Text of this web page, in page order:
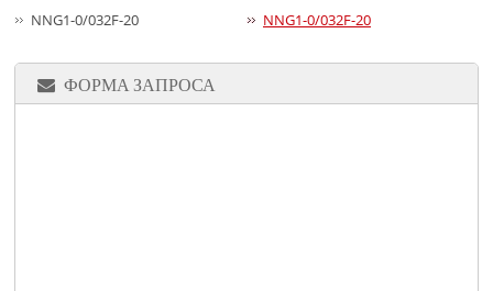
NNG1-0/032F-20
NNG1-0/032F-20
ФОРМА ЗАПРОСА